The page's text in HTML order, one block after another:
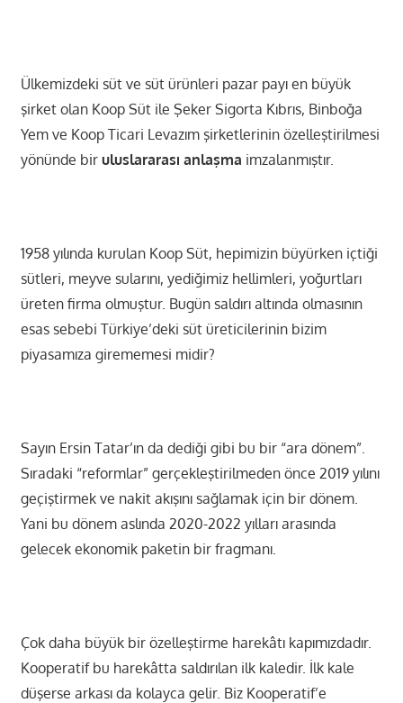
Ülkemizdeki süt ve süt ürünleri pazar payı en büyük
şirket olan Koop Süt ile Şeker Sigorta Kıbrıs, Binboğa
Yem ve Koop Ticari Levazım şirketlerinin özelleştirilmesi
yönünde bir uluslararası anlaşma imzalanmıştır.
1958 yılında kurulan Koop Süt, hepimizin büyürken içtiği
sütleri, meyve sularını, yediğimiz hellimleri, yoğurtları
üreten firma olmuştur. Bugün saldırı altında olmasının
esas sebebi Türkiye’deki süt üreticilerinin bizim
piyasamıza girememesi midir?
Sayın Ersin Tatar’ın da dediği gibi bu bir “ara dönem”.
Sıradaki “reformlar” gerçekleştirilmeden önce 2019 yılını
geçiştirmek ve nakit akışını sağlamak için bir dönem.
Yani bu dönem aslında 2020-2022 yılları arasında
gelecek ekonomik paketin bir fragmanı.
Çok daha büyük bir özelleştirme harekâtı kapımızdadır.
Kooperatif bu harekâtta saldırılan ilk kaledir. İlk kale
düşerse arkası da kolayca gelir. Biz Kooperatif’e